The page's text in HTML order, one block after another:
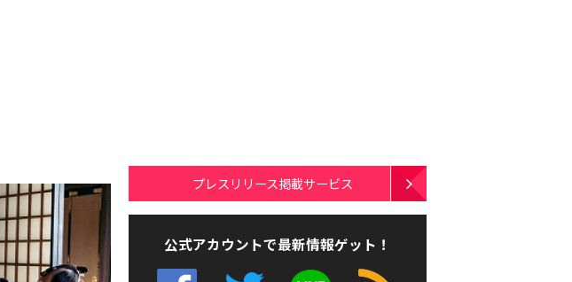
プレスリリース掲載サービス
公式アカウントで最新情報ゲット！